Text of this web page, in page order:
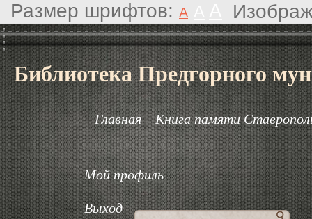
Размер шрифтов: A
Библиотека Предгорного
Главная Книга памяти
Мой профиль
Выход